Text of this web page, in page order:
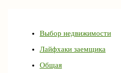
Выбор недвижимости
Лайфхаки заемщика
Общая